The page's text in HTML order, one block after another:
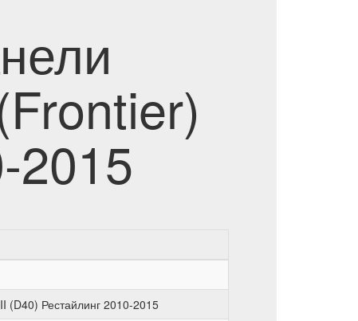
2015
(D40) Рестайлинг 2010-2015